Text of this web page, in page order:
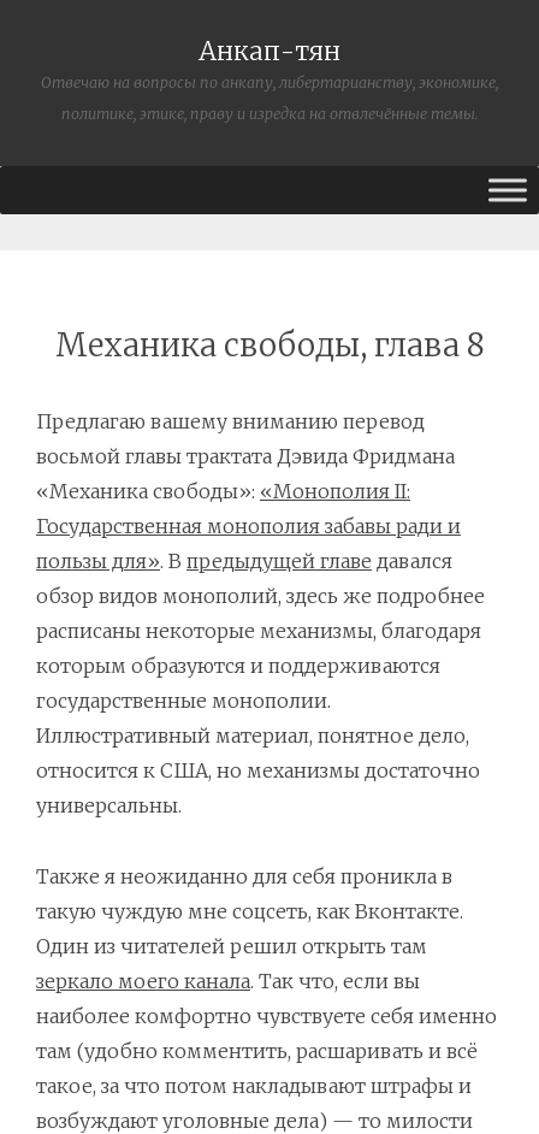
Анкап-тян
Отвечаю на вопросы по анкапу, либертарианству, экономике,
политике, этике, праву и изредка на отвлечённые темы.
Механика свободы, глава 8
Предлагаю вашему вниманию перевод
восьмой главы трактата Дэвида Фридмана
«Механика свободы»: «Монополия II:
Государственная монополия забавы ради и
пользы для». В предыдущей главе давался
обзор видов монополий, здесь же подробнее
расписаны некоторые механизмы, благодаря
которым образуются и поддерживаются
государственные монополии.
Иллюстративный материал, понятное дело,
относится к США, но механизмы достаточно
универсальны.
Также я неожиданно для себя проникла в
такую чуждую мне соцсеть, как Вконтакте.
Один из читателей решил открыть там
зеркало моего канала. Так что, если вы
наиболее комфортно чувствуете себя именно
там (удобно комментить, расшаривать и всё
такое, за что потом накладывают штрафы и
возбуждают уголовные дела) — то милости